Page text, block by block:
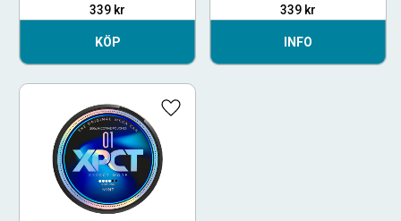
339 kr
KÖP
339 kr
INFO
Lägg till i favoriter